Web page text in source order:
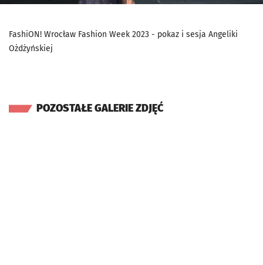
FashiON! Wrocław Fashion Week 2023 - pokaz i sesja Angeliki
Ożdżyńskiej
POZOSTAŁE GALERIE ZDJĘĆ